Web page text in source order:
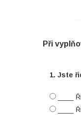
Při
1. Jste
____
____